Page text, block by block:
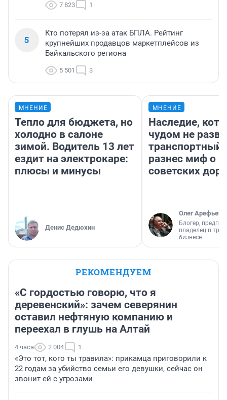
7 823 1
5
Кто потерял из-за атак БПЛА. Рейтинг
крупнейших продавцов маркетплейсов из
Байкальского региона
5 501 3
МНЕНИЕ
Тепло для бюджета, но
холодно в салоне
зимой. Водитель 13 лет
ездит на электрокаре:
плюсы и минусы
Денис Дедюхин
МНЕНИЕ
Наследие,
чудом не
транспортный
разнес миф о
советских
Олег Арефьев
Блогер,
владелец в
бизнесе
РЕКОМЕНДУЕМ
«С гордостью говорю, что я
деревенский»: зачем северянин
оставил нефтяную компанию и
переехал в глушь на Алтай
4 часа 2 004 1
«Это тот, кого ты травила»: прикамца приговорили к
22 годам за убийство семьи его девушки, сейчас он
звонит ей с угрозами